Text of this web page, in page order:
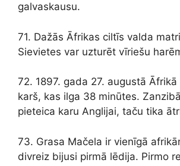
galvaskausu.
71. Dažās Āfrikas ciltīs valda
Sievietes var uzturēt vīriešu
72. 1897. gada 27. augustā
karš, kas ilga 38 minūtes.
pieteica karu Anglijai, taču tika
73. Grasa Mačela ir vienīgā
divreiz bijusi pirmā lēdija. Pirmo